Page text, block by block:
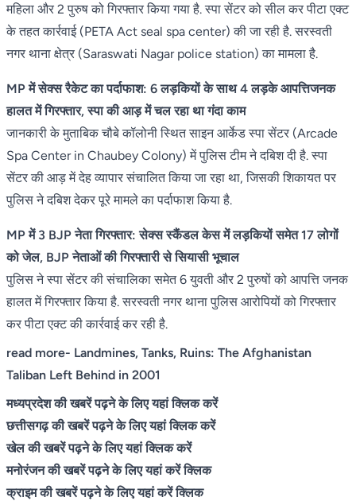
महिला और 2 पुरुष को गिरफ्तार किया गया है. स्पा सेंटर को सील कर पीटा एक्ट
के तहत कार्रवाई (PETA Act seal spa center) की जा रही है. सरस्वती
नगर थाना क्षेत्र (Saraswati Nagar police station) का मामला है.
MP में सेक्स रैकेट का पर्दाफाश: 6 लड़कियों के साथ 4 लड़के आपत्तिजनक
हालत में गिरफ्तार, स्पा की आड़ में चल रहा था गंदा काम
जानकारी के मुताबिक चौबे कॉलोनी स्थित साइन आर्केड स्पा सेंटर (Arcade
Spa Center in Chaubey Colony) में पुलिस टीम ने दबिश दी है. स्पा
सेंटर की आड़ में देह व्यापार संचालित किया जा रहा था, जिसकी शिकायत पर
पुलिस ने दबिश देकर पूरे मामले का पर्दाफाश किया है.
MP में 3 BJP नेता गिरफ्तार: सेक्स स्कैंडल केस में लड़कियों समेत 17 लोगों
को जेल, BJP नेताओं की गिरफ्तारी से सियासी भूचाल
पुलिस ने स्पा सेंटर की संचालिका समेत 6 युवती और 2 पुरुषों को आपत्ति जनक
हालत में गिरफ्तार किया है. सरस्वती नगर थाना पुलिस आरोपियों को गिरफ्तार
कर पीटा एक्ट की कार्रवाई कर रही है.
read more- Landmines, Tanks, Ruins: The Afghanistan
Taliban Left Behind in 2001
मध्यप्रदेश की खबरें पढ़ने के लिए यहां क्लिक करें
छत्तीसगढ़ की खबरें पढ़ने के लिए यहां क्लिक करें
खेल की खबरें पढ़ने के लिए यहां क्लिक करें
मनोरंजन की खबरें पढ़ने के लिए यहां करें क्लिक
क्राइम की खबरें पढ़ने के लिए यहां करें क्लिक